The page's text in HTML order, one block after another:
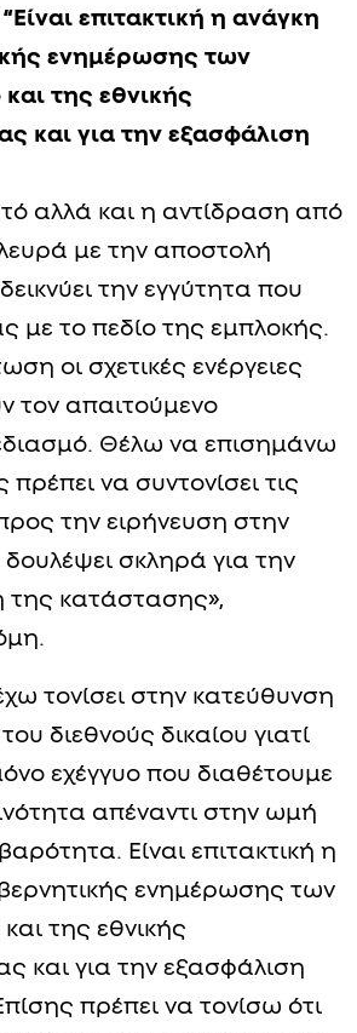
επιτακτική η ανάγκη
ενημέρωσης των
της εθνικής
και για την εξασφάλιση
αλλά και η αντίδραση από
με την αποστολή
την εγγύτητα που
με το πεδίο της εμπλοκής.
οι σχετικές ενέργειες
τον απαιτούμενο
Θέλω να επισημάνω
να συντονίσει τις
την ειρήνευση στην
δουλέψει σκληρά για την
της κατάστασης»,
τονίσει στην κατεύθυνση
διεθνούς δικαίου γιατί
εχέγγυο που διαθέτουμε
απέναντι στην ωμή
Είναι επιτακτική η
ενημέρωσης των
της εθνικής
και για την εξασφάλιση
πρέπει να τονίσω ότι